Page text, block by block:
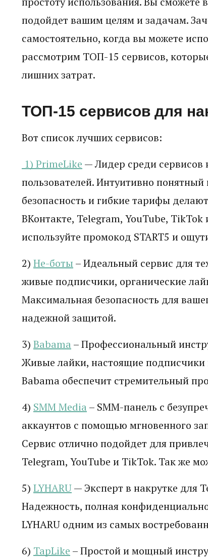
подойдет вашим целям и задачам.
самостоятельно, когда вы можете
рассмотрим ТОП-15 сервисов,
лишних затрат.
ТОП-15 сервисов для
Вот список лучших сервисов:
1) PrimeLike — Лидер среди сервисов
пользователей. Интуитивно
безопасность и гибкие тарифы
ВКонтакте, Telegram, YouTube,
используйте промокод START5 и
2) Не-боты – Идеальный сервис для
живые подписчики, органические
Максимальная безопасность для
надежной защитой.
3) Babama – Профессиональный
Живые лайки, настоящие подписчики
Babama обеспечит стремительный
4) SMM Media – SMM-панель с
аккаунтов с помощью мгновенного
Сервис отлично подойдет для
Telegram, YouTube и TikTok. Так же
5) LYHARU— Эксперт в накрутке для
Надежность, полная
LYHARU одним из самых
6) TapLike – Простой и мощный